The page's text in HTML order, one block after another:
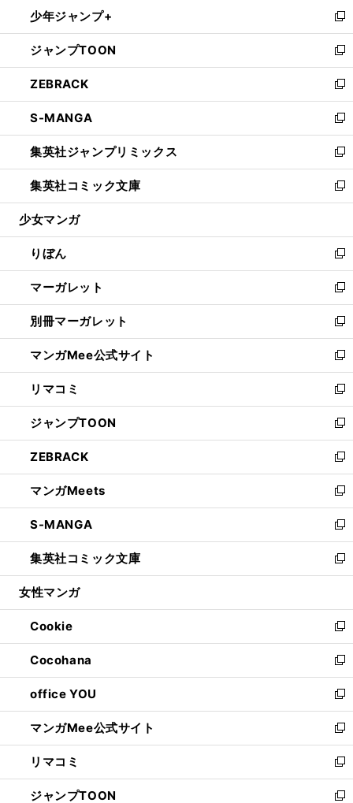
く
で
開
く
ド
ウ
で
開
く
ィ
ン
ド
ウ
で
開
く
い
ウ
ィ
ン
ド
ウ
で
開
く
少年ジャンプ+
新
し
い
ウ
ィ
ン
ド
ウ
で
開
く
ジャンプTOON
新
し
い
ウ
ィ
ン
ド
ウ
で
開
ZEBRACK
新
し
い
ウ
ィ
ン
ド
ウ
開
く
S-MANGA
新
し
い
ウ
ィ
ン
ウ
で
開
く
集英社ジャンプリミックス
新
し
い
ウ
ン
ド
ウ
で
開
く
集英社コミック文庫
新
し
ウ
ィ
ン
ド
ウ
で
開
く
少女マンガ
りぼん
新
し
い
ウ
ィ
ン
ド
ウ
で
開
く
マーガレット
新
し
い
ウ
ィ
ン
ド
ウ
で
開
く
別冊マーガレット
新
し
い
ウ
ィ
ン
ド
ウ
で
開
く
マンガMee公式サイト
新
し
い
ウ
ィ
ン
ド
ウ
で
開
く
リマコミ
新
し
い
ウ
ィ
ン
ド
ウ
で
開
く
ジャンプTOON
新
し
い
ウ
ィ
ン
ド
ウ
で
開
ZEBRACK
新
し
い
ウ
ィ
ン
ド
ウ
開
く
マンガMeets
新
し
い
ウ
ィ
ン
ウ
で
開
く
S-MANGA
新
し
い
ウ
ン
ド
ウ
で
開
く
集英社コミック文庫
新
し
ウ
ィ
ン
ド
ウ
で
開
く
女性マンガ
Cookie
新
し
い
ウ
ィ
ン
ド
ウ
で
開
く
Cocohana
新
し
い
ウ
ィ
ン
ド
ウ
で
office YOU
新
し
い
ウ
ィ
ン
ド
マンガMee公式サイト
新
し
い
ウ
ィ
リマコミ
新
し
い
ジャンプTOON 新